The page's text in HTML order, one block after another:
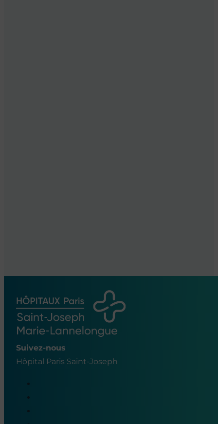
Suivez-nous
Hôpital Paris Saint-Joseph